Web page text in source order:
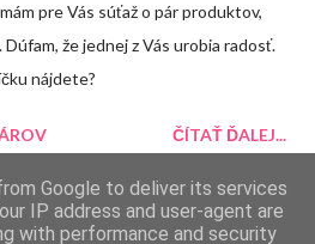
pre Vás súťaž o pár produktov,
že jednej z Vás urobia radosť.
nájdete?
ČÍTAŤ ĎALEJ...
Google to deliver its services
IP address and user-agent are
with performance and security